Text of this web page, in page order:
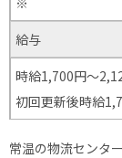
給与
時給1,700円～
初回更新後時給
常温の物流センタ